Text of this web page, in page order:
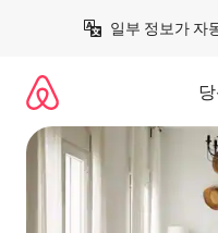
일부 정보가 자